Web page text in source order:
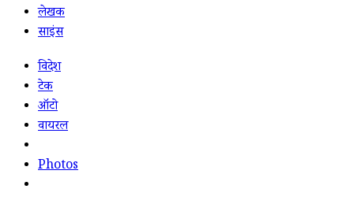
लेखक
साइंस
विदेश
टेक
ऑटो
वायरल
Photos